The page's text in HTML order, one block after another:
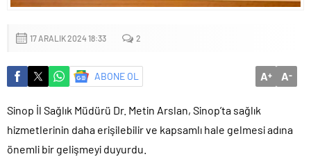
17 ARALIK 2024 18:33 2
ABONE OL A+ A-
Sinop İl Sağlık Müdürü Dr. Metin Arslan, Sinop’ta sağlık
hizmetlerinin daha erişilebilir ve kapsamlı hale gelmesi adına
önemli bir gelişmeyi duyurdu.